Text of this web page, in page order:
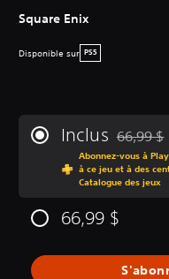
Square Enix
Disponible sur PS5
Inclus Remise
66,99 $
Abonnez-vous à
à ce jeu et à des
Catalogue des jeux
66,99 $